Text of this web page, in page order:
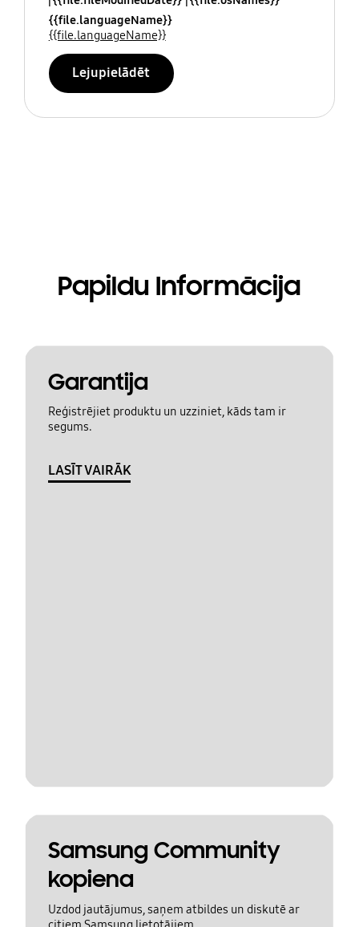
{{file.languageName}}
{{file.languageName}}
Lejupielādēt
Papildu Informācija
Garantija
Reģistrējiet produktu un uzziniet, kāds tam ir
segums.
LASĪT VAIRĀK
Samsung Community
kopiena
Uzdod jautājumus, saņem atbildes un diskutē ar